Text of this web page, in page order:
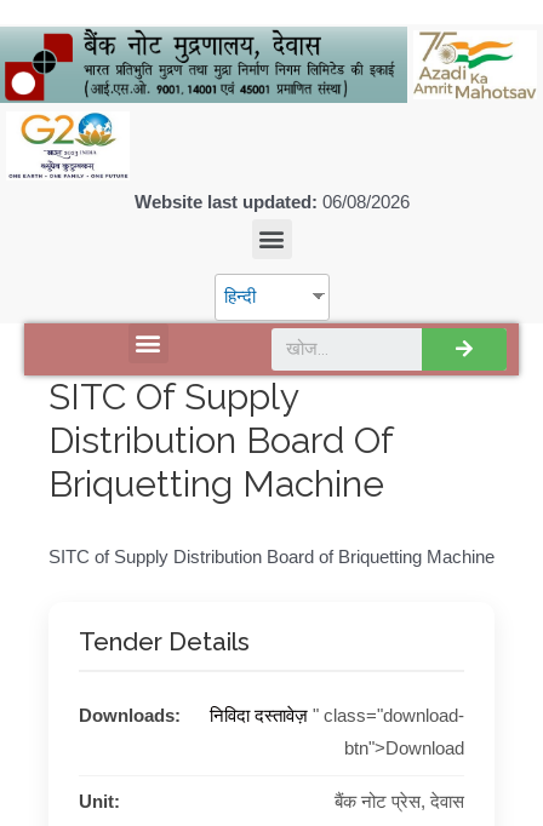
Website last updated: 06/08/2026
हिन्दी
SITC Of Supply
Distribution Board Of
Briquetting Machine
SITC of Supply Distribution Board of Briquetting Machine
Tender Details
Downloads: निविदा दस्तावेज़ " class="download-
btn">Download
Unit: बैंक नोट प्रेस, देवास